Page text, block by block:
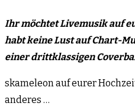
Ihr möchtet Livemusik auf
habt keineLust auf Chart-
einer drittklassigen
skameleon auf eurer
anderes …